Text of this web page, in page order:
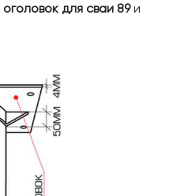
оголовок для сваи 89и